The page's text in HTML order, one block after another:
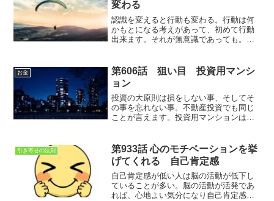
変わる
認識を変えると行動も変わる。行動は何
かもとになる考えがあって、初めて行動
出来ます。それが無意識であっても。
お金
第606話 狙い目 投資用マンシ
ョン
投資の大原則は損をしない事、そしてそ
の事を忘れない事。不動産投資でも同じ
ことが言えます。投資用マンションは一
とは…？
引き寄せの法則
第933話 心のモチベーションを挙
げてくれる 自己肯定感
自己肯定感が低い人は脳の活動が低下し
ていることが多い。脳の活動が活発であ
れば、心地よい気分になり自己肯定感が